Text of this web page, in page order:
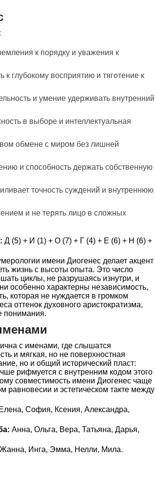
к порядку и уважения к
к глубокому восприятию и тяготение к
и умение удерживать внутренний
в выборе и интеллектуальная
обмене с миром без лишней
и способность держать собственную
точность суждений и внутреннюю
и не терять лицо в сложных
Д (5) + И (1) + О (7) + Г (4) + Е (6) + Н (6) +
имени Диогенес делает акцент
жизнь с высоты опыта. Это число
циклы, не разрушаясь изнутри, и
особенно характерны независимость,
которая не нуждается в громком
оттенок духовного аристократизма,
понимания.
с именами, где слышатся
и мягкая, но не поверхностная
но и общий исторический пласт:
рифмуется с внутренним кодом этого
совместимость имени Диогенес чаще
равновесии и эстетическом такте между
Елена, София, Ксения, Александра,
Анна, Ольга, Вера, Татьяна, Дарья,
Жанна, Инга, Эмма, Нелли, Мила.